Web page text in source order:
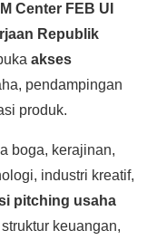
Center FEB UI
Republik
akses
pendampingan
produk.
boga, kerajinan,
industri kreatif,
pitching usaha
keuangan,